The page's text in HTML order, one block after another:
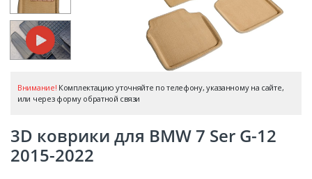
Внимание! Комплектацию уточняйте по телефону, указанному на сайте,
или через форму обратной связи
3D коврики для BMW 7 Ser G-12
2015-2022